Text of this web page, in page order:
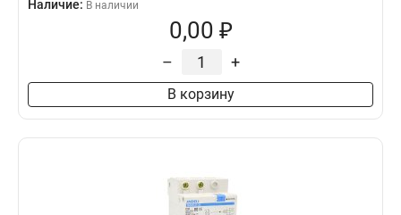
Наличие: В наличии
0,00 ₽
– +
В корзину